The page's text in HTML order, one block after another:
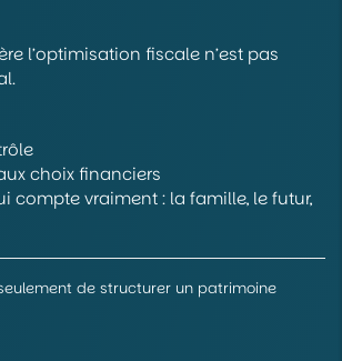
l’optimisation fiscale n’est pas
choix financiers
compte vraiment : la famille, le futur,
de structurer un patrimoine